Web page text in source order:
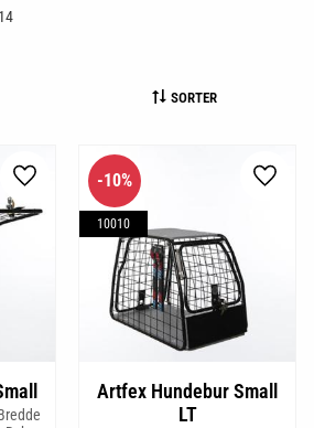
SORTER
Gem som favorit
Artfex Hundebur Small
LT
10%
10010
Gem